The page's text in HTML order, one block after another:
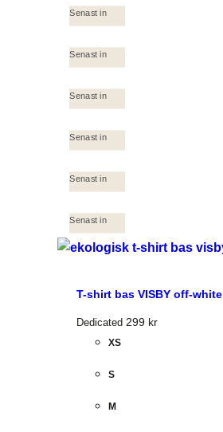
Senast in
Senast in
Senast in
Senast in
Senast in
Senast in
T-shirt bas VISBY off-white
Dedicated 299 kr
XS
S
M